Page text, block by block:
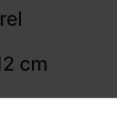
cm
12 cm